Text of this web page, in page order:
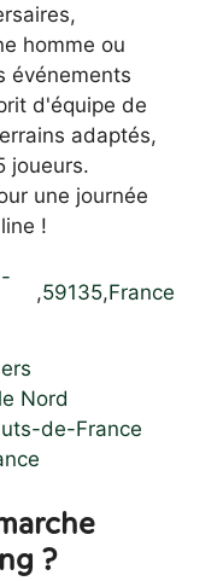
homme ou
événements
d'équipe de
adaptés,
joueurs.
une journée
!
,59135,France
Nord
de-France
?